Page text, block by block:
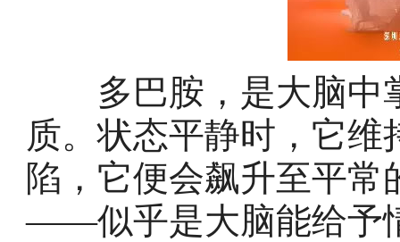
多巴胺，是大脑中
质。状态平静时，它维
陷，它便会飙升至平
——似乎是大脑能给予